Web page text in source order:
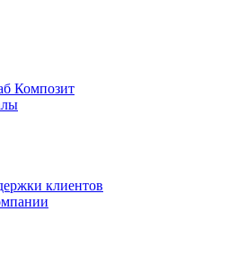
Композит
клиентов